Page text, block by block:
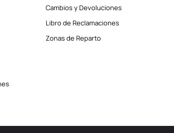
Cambios y Devoluciones
Libro de Reclamaciones
Zonas de Reparto